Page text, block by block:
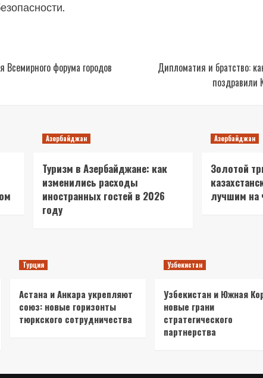
Всемирного форума городов
Дипломатия и братство:
поздравили
Азербайджан
Туризм в Азербайджане: как
изменились расходы
иностранных гостей в 2026
году
Азербайджан
Золотой
лучшим на
Турция
Астана и Анкара укрепляют
союз: новые горизонты
тюркского сотрудничества
Узбекистан
Узбекистан и Южная
новые грани
стратегического
партнерства